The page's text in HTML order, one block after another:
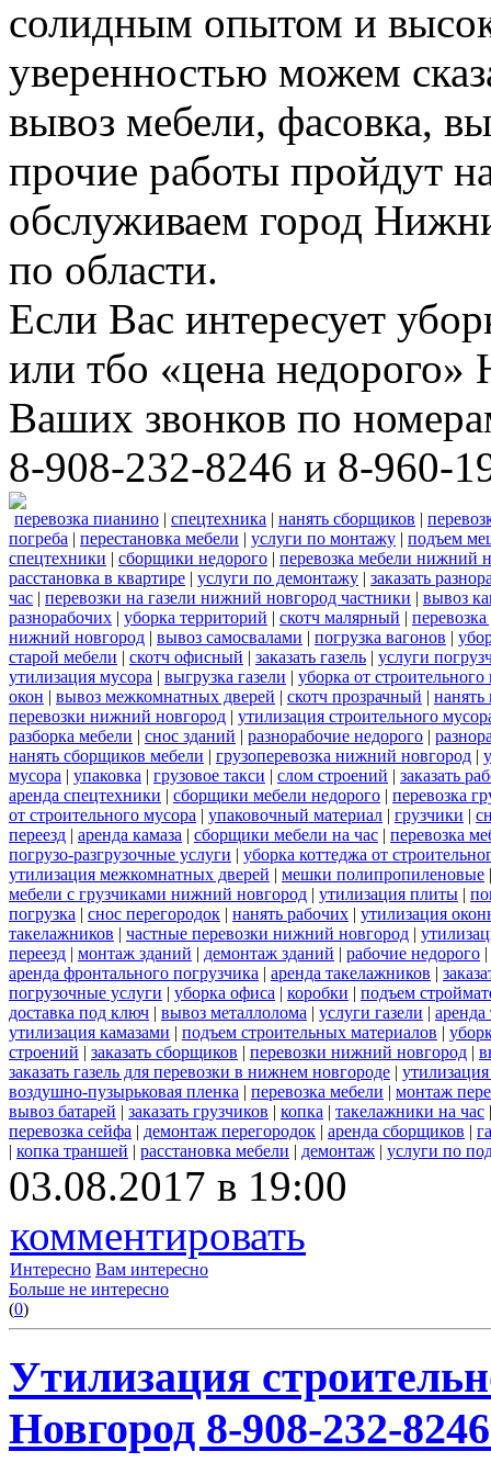
солидным опытом и
уверенностью можем
вывоз мебели, фасовка,
прочие работы пройдут
обслуживаем город
по области.
Если Вас интересует
или тбо «цена
Ваших звонков по
8-908-232-8246 и 8-960-
перевозка пианино | спецтехника | нанять сборщиков |
погреба | перестановка мебели | услуги по монтажу | подъем
спецтехники | сборщики недорого | перевозка мебели нижний
расстановка в квартире | услуги по демонтажу | заказать
час | перевозки на газели нижний новгород частники | вывоз
разнорабочих | уборка территорий | скотч малярный |
нижний новгород | вывоз самосвалами | погрузка вагонов |
старой мебели | скотч офисный | заказать газель | услуги
утилизация мусора | выгрузка газели | уборка от строительного
окон | вывоз межкомнатных дверей | скотч прозрачный | нанять
перевозки нижний новгород | утилизация строительного
разборка мебели | снос зданий | разнорабочие недорого |
нанять сборщиков мебели | грузоперевозка нижний новгород |
мусора | упаковка | грузовое такси | слом строений | заказать
аренда спецтехники | сборщики мебели недорого | перевозка
от строительного мусора | упаковочный материал | грузчики |
переезд | аренда камаза | сборщики мебели на час | перевозка
погрузо-разгрузочные услуги | уборка коттеджа от
утилизация межкомнатных дверей | мешки полипропиленовые
мебели с грузчиками нижний новгород | утилизация плиты |
погрузка | снос перегородок | нанять рабочих | утилизация
такелажников | частные перевозки нижний новгород |
переезд | монтаж зданий | демонтаж зданий | рабочие недорого |
аренда фронтального погрузчика | аренда такелажников |
погрузочные услуги | уборка офиса | коробки | подъем
доставка под ключ | вывоз металлолома | услуги газели | аренда
утилизация камазами | подъем строительных материалов |
строений | заказать сборщиков | перевозки нижний новгород |
заказать газель для перевозки в нижнем новгороде |
воздушно-пузырьковая пленка | перевозка мебели | монтаж
вывоз батарей | заказать грузчиков | копка | такелажники на час
перевозка сейфа | демонтаж перегородок | аренда сборщиков |
| копка траншей | расстановка мебели | демонтаж | услуги по
03.08.2017 в 19:00
комментировать
Интересно Вам интересно
Больше не интересно
(0)
Утилизация
Новгород 8-908-232-